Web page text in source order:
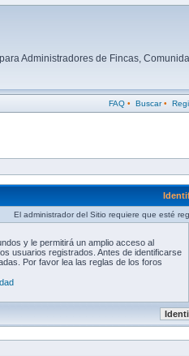
Administradores de Fincas,
FAQ• Buscar•
El administrador del Sitio requiere que esté
y le permitirá un amplio acceso al
usuarios registrados. Antes de identificarse
Por favor lea las reglas de los foros